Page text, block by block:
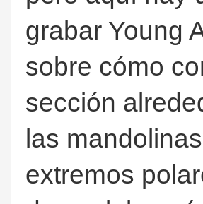
grabar Young
sobre cómo
sección
las
extremos